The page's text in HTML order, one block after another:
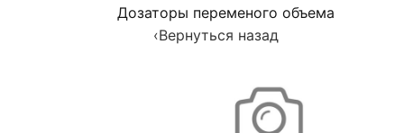
Дозаторы переменого объема
‹Вернуться назад